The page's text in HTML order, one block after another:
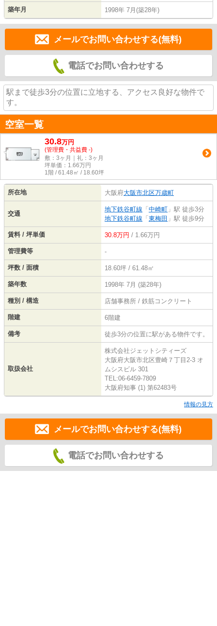
築年月 1998年 7月(築28年)
メールでお問い合わせする(無料)
電話でお問い合わせする
駅まで徒歩3分の位置に立地する、アクセス良好な物件で
す。
空室一覧
30.8万円
(管理費・共益費 -)
敷：3ヶ月｜礼：3ヶ月
坪単価： 1.66万円
1階 / 61.48㎡ / 18.60坪
所在地 大阪府大阪市北区万歳町
交通
地下鉄谷町線 「 中崎町 」駅 徒歩3分
地下鉄谷町線 「 東梅田 」駅 徒歩9分
賃料 / 坪単価 30.8万円 / 1.66万円
管理費等 -
坪数 / 面積 18.60坪 / 61.48㎡
築年数 1998年 7月 (築28年)
種別 / 構造 店舗事務所 / 鉄筋コンクリート
階建 6階建
備考 徒歩3分の位置に駅がある物件です。
取扱会社
株式会社ジェットシティーズ
大阪府大阪市北区豊崎７丁目2-3 オ
ムシスビル 301
TEL:06-6459-7809
大阪府知事 (1) 第62483号
情報の見方
メールでお問い合わせする(無料)
電話でお問い合わせする